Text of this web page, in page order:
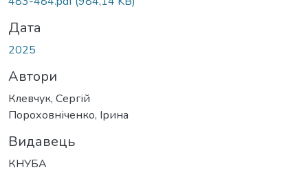
Дата
2025
Автори
Клевчук, Сергій
Пороховніченко, Ірина
Видавець
КНУБА